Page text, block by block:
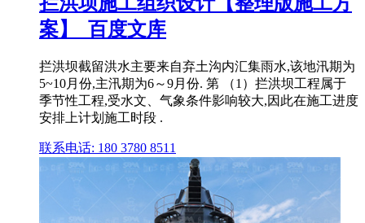
案】_百度文库
拦洪坝截留洪水主要来自弃土沟内汇集雨水,该地汛期为
5~10月份,主汛期为6～9月份. 第 （1）拦洪坝工程属于
季节性工程,受水文、气象条件影响较大,因此在施工进度
安排上计划施工时段 .
联系电话: 180 3780 8511